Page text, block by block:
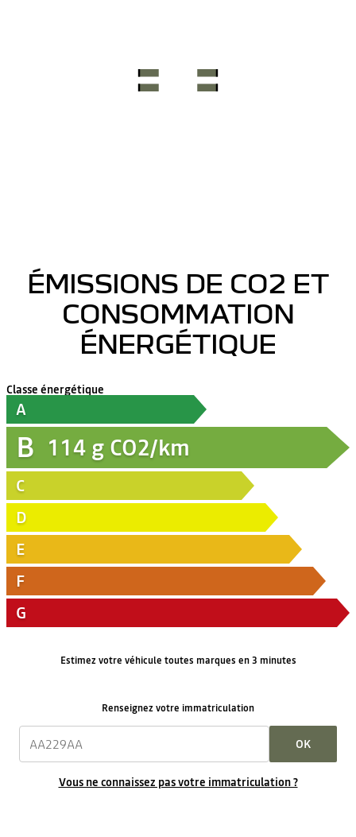
ÉMISSIONS DE CO2 ET
CONSOMMATION
ÉNERGÉTIQUE
Classe énergétique
A
B 114 g CO2/km
C
D
E
F
G
Estimez votre véhicule toutes marques en 3 minutes
Renseignez votre immatriculation
OK
Vous ne connaissez pas votre immatriculation ?